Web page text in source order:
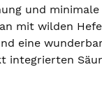
und
mit wilden
eine
integrierten